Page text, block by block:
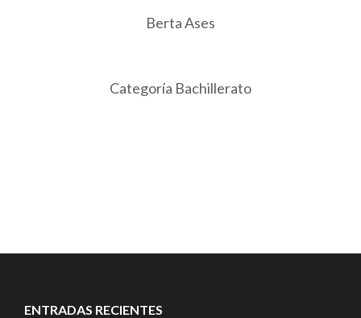
Berta Ases
Categoría Bachillerato
ENTRADAS RECIENTES